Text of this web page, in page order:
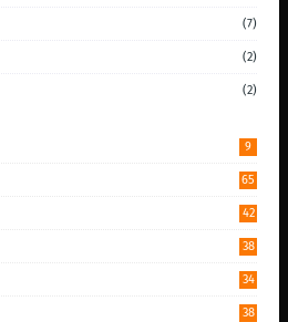
(7)
(2)
(2)
9
65
42
38
34
38